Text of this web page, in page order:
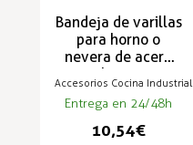
Bandeja de varillas
para horno o
nevera de acero
recubrimiento
plástico 1/1 GN o
2/1 GN
Accesorios Cocina Industrial
Entrega en 24/48h
10,54 €